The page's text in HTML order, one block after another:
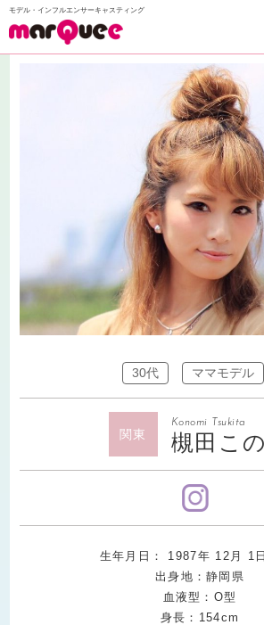
モデル・インフルエンサーキャスティング
30代 ママモデル
関東
Konomi Tsukita
槻田こ
生年月日： 1987年 12 月 1
出身地：静岡県
血液型：O型
身長：154cm